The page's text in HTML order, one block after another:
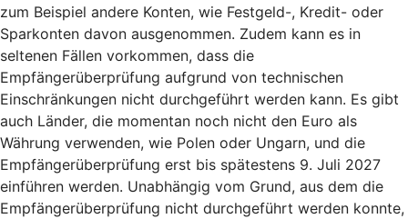
zum Beispiel andere Konten, wie Festgeld-, Kredit- oder
Sparkonten davon ausgenommen. Zudem kann es in
seltenen Fällen vorkommen, dass die
Empfängerüberprüfung aufgrund von technischen
Einschränkungen nicht durchgeführt werden kann. Es gibt
auch Länder, die momentan noch nicht den Euro als
Währung verwenden, wie Polen oder Ungarn, und die
Empfängerüberprüfung erst bis spätestens 9. Juli 2027
einführen werden. Unabhängig vom Grund, aus dem die
Empfängerüberprüfung nicht durchgeführt werden konnte,